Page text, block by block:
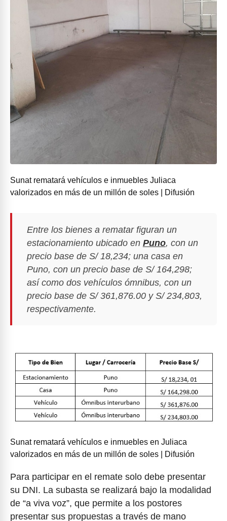
Sunat rematará vehículos e inmuebles Juliaca
valorizados en más de un millón de soles | Difusión
Entre los bienes a rematar figuran un
estacionamiento ubicado en Puno, con un
precio base de S/ 18,234; una casa en
Puno, con un precio base de S/ 164,298;
así como dos vehículos ómnibus, con un
precio base de S/ 361,876.00 y S/ 234,803,
respectivamente.
Sunat rematará vehículos e inmuebles en Juliaca
valorizados en más de un millón de soles | Difusión
Para participar en el remate solo debe presentar
su DNI. La subasta se realizará bajo la modalidad
de “a viva voz”, que permite a los postores
presentar sus propuestas a través de mano